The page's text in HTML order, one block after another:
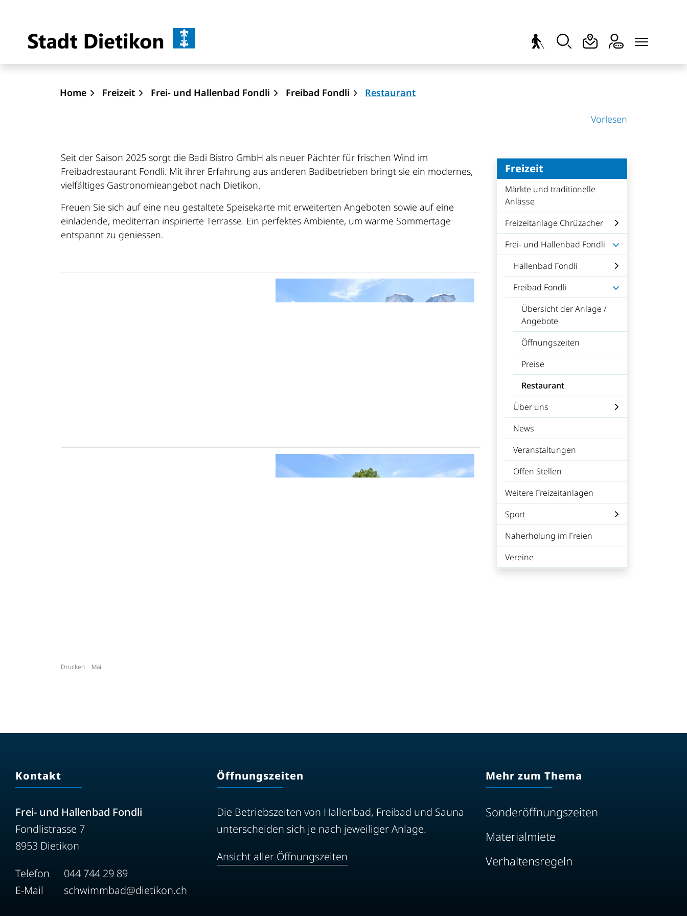
zur Startseite
Direkt zur Hauptnavigation
Direkt zum Inhalt
Direkt zur Suche
Direkt zum Stichwortverzeichnis
Home Freizeit Frei- und Hallenbad Fondli Freibad Fondli Restaurant(ausgewählt)
Vorlesen
Freizeit
Märkte und traditionelle
Anlässe
Freizeitanlage Chrüzacher
Frei- und Hallenbad Fondli
Hallenbad Fondli
Freibad Fondli
Übersicht der Anlage /
Angebote
Öffnungszeiten
Preise
Restaurant
Über uns
News
Veranstaltungen
Offen Stellen
Weitere Freizeitanlagen
Sport
Naherholung im Freien
Vereine
Seit der Saison 2025 sorgt die Badi Bistro GmbH als neuer Pächter für frischen Wind im
Freibadrestaurant Fondli. Mit ihrer Erfahrung aus anderen Badibetrieben bringt sie ein modernes,
vielfältiges Gastronomieangebot nach Dietikon.
Freuen Sie sich auf eine neu gestaltete Speisekarte mit erweiterten Angeboten sowie auf eine
einladende, mediterran inspirierte Terrasse. Ein perfektes Ambiente, um warme Sommertage
entspannt zu geniessen.
Drucken Mail
Kontakt
Frei- und Hallenbad Fondli
Fondlistrasse 7
8953 Dietikon
Telefon
044 744 29 89
E-Mail
schwimmbad@dietikon.ch
Öffnungszeiten
Die Betriebszeiten von Hallenbad, Freibad und Sauna
unterscheiden sich je nach jeweiliger Anlage.
Ansicht aller Öffnungszeiten
Mehr zum Thema
Sonderöffnungszeiten
Materialmiete
Verhaltensregeln